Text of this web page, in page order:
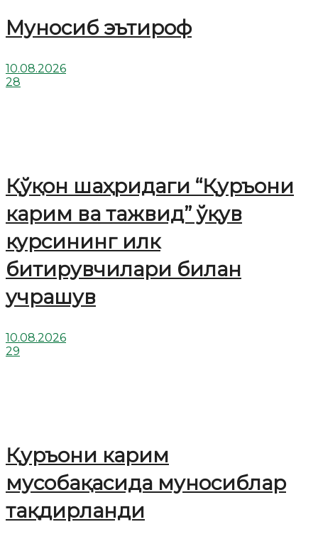
Муносиб эътироф
10.08.2026
28
Қўқон шаҳридаги “Қуръони
карим ва тажвид” ўқув
курсининг илк
битирувчилари билан
учрашув
10.08.2026
29
Қуръони карим
мусобақасида муносиблар
тақдирланди